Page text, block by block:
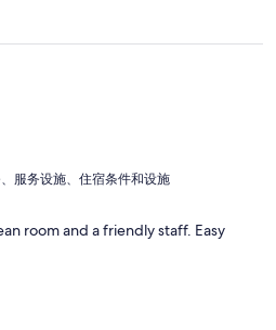
服务设施、住宿条件和设施
room and a friendly staff. Easy